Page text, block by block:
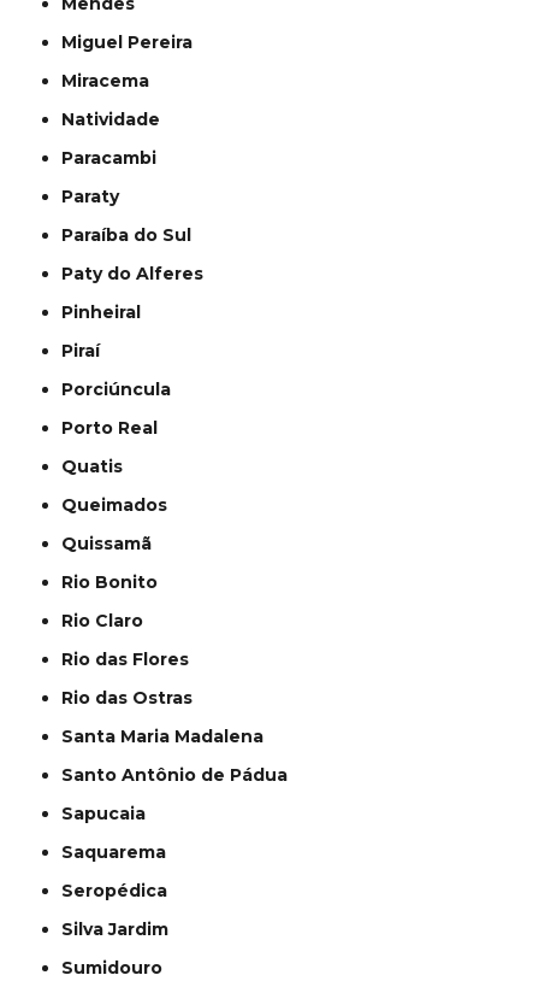
Miguel Pereira
Miracema
Natividade
Paracambi
Paraty
Paraíba do Sul
Paty do Alferes
Pinheiral
Piraí
Porciúncula
Porto Real
Quatis
Queimados
Quissamã
Rio Bonito
Rio Claro
Rio das Flores
Rio das Ostras
Santa Maria Madalena
Santo Antônio de Pádua
Sapucaia
Saquarema
Seropédica
Silva Jardim
Sumidouro